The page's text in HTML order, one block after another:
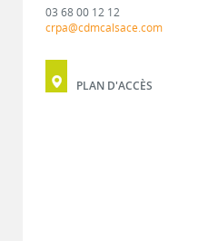
03 68 00 12 12
crpa@cdmcalsace.com
PLAN D'ACCÈS